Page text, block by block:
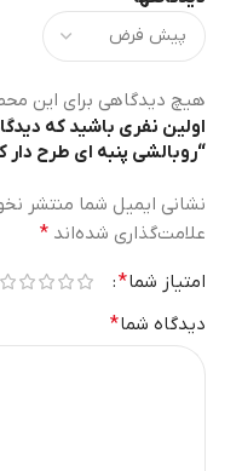
هیچ دیدگاهی برای این
اولین نفری باشید که
“روبالشی پنبه ای طرح دار کد
نشانی ایمیل شما منتشر
علامت‌گذاری شده‌اند *
امتیاز شما*
دیدگاه شما*